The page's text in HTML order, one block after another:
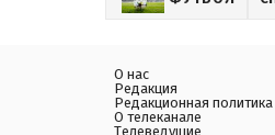
О нас
Редакция
Редакционная политика
О телеканале
Телеведущие